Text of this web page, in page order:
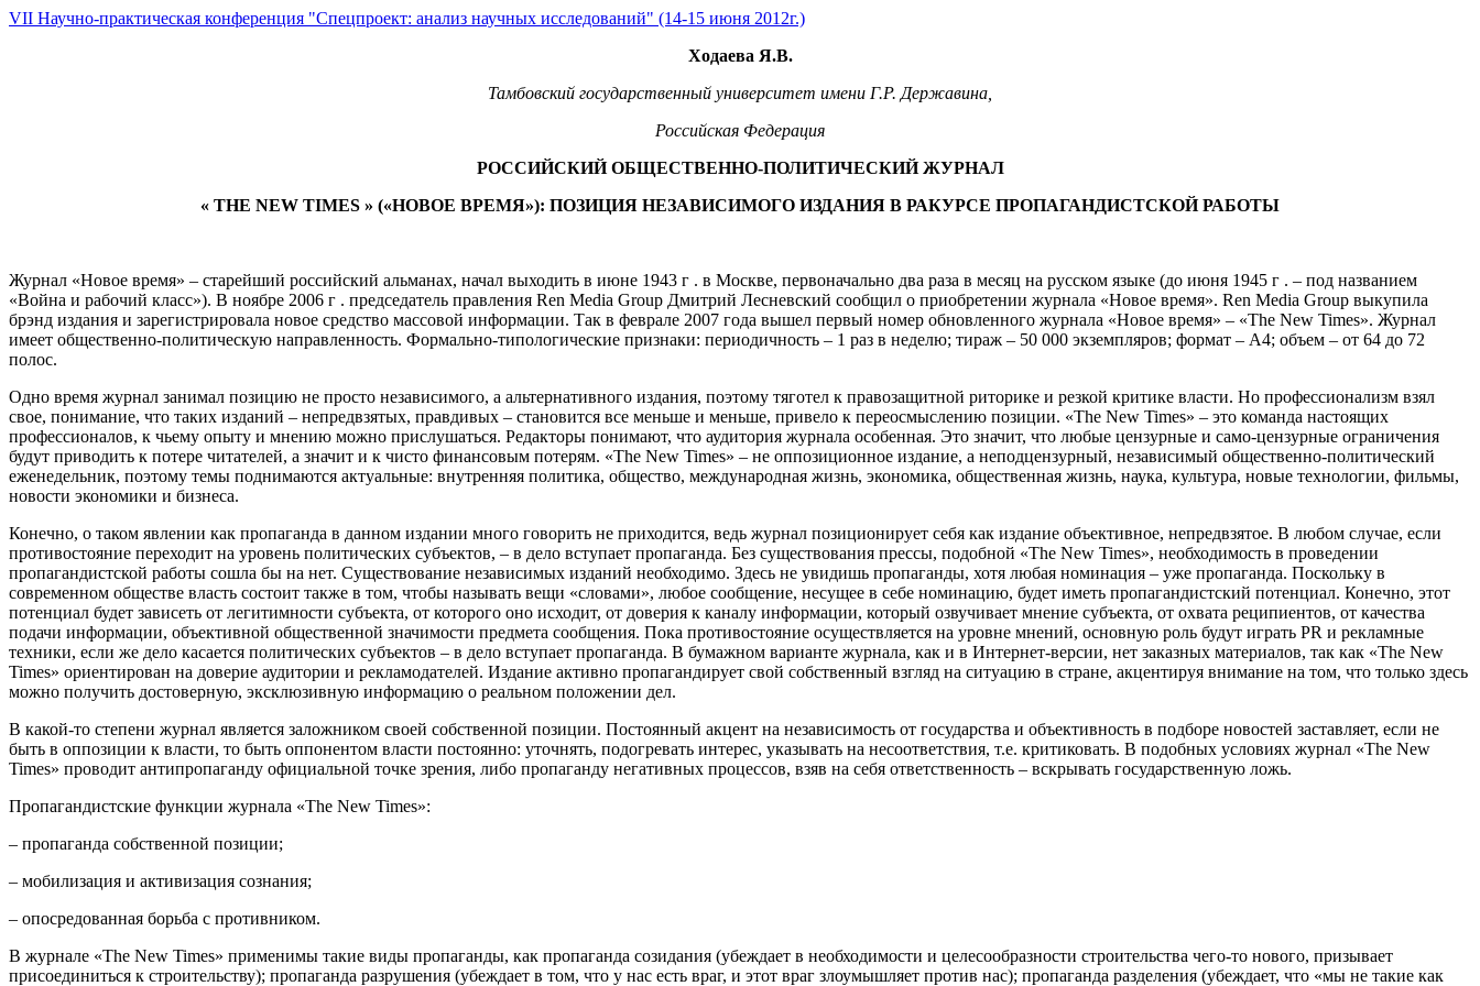
VII Научно-практическая конференция "Спецпроект: анализ научных исследований" (14-15 июня 2012г.)
Ходаева Я.В.
Тамбовский государственный университет имени Г.Р. Державина,
Российская Федерация
РОССИЙСКИЙ ОБЩЕСТВЕННО-ПОЛИТИЧЕСКИЙ ЖУРНАЛ
« THE NEW TIMES » («НОВОЕ ВРЕМЯ»): ПОЗИЦИЯ НЕЗАВИСИМОГО ИЗДАНИЯ В РАКУРСЕ ПРОПАГАНДИСТСКОЙ РАБОТЫ
Журнал «Новое время» – старейший российский альманах, начал выходить в июне 1943 г . в Москве, первоначально два раза в месяц на русском языке (до июня 1945 г . – под названием
«Война и рабочий класс»). В ноябре 2006 г . председатель правления Ren Media Group Дмитрий Лесневский сообщил о приобретении журнала «Новое время». Ren Media Group выкупила
брэнд издания и зарегистрировала новое средство массовой информации. Так в феврале 2007 года вышел первый номер обновленного журнала «Новое время» – «The New Times». Журнал
имеет общественно-политическую направленность. Формально-типологические признаки: периодичность – 1 раз в неделю; тираж – 50 000 экземпляров; формат – А4; объем – от 64 до 72
полос.
Одно время журнал занимал позицию не просто независимого, а альтернативного издания, поэтому тяготел к правозащитной риторике и резкой критике власти. Но профессионализм взял
свое, понимание, что таких изданий – непредвзятых, правдивых – становится все меньше и меньше, привело к переосмыслению позиции. «The New Times» – это команда настоящих
профессионалов, к чьему опыту и мнению можно прислушаться. Редакторы понимают, что аудитория журнала особенная. Это значит, что любые цензурные и само-цензурные ограничения
будут приводить к потере читателей, а значит и к чисто финансовым потерям. «The New Times» – не оппозиционное издание, а неподцензурный, независимый общественно-политический
еженедельник, поэтому темы поднимаются актуальные: внутренняя политика, общество, международная жизнь, экономика, общественная жизнь, наука, культура, новые технологии, фильмы,
новости экономики и бизнеса.
Конечно, о таком явлении как пропаганда в данном издании много говорить не приходится, ведь журнал позиционирует себя как издание объективное, непредвзятое. В любом случае, если
противостояние переходит на уровень политических субъектов, – в дело вступает пропаганда. Без существования прессы, подобной «The New Times», необходимость в проведении
пропагандистской работы сошла бы на нет. Существование независимых изданий необходимо. Здесь не увидишь пропаганды, хотя любая номинация – уже пропаганда. Поскольку в
современном обществе власть состоит также в том, чтобы называть вещи «словами», любое сообщение, несущее в себе номинацию, будет иметь пропагандистский потенциал. Конечно, этот
потенциал будет зависеть от легитимности субъекта, от которого оно исходит, от доверия к каналу информации, который озвучивает мнение субъекта, от охвата реципиентов, от качества
подачи информации, объективной общественной значимости предмета сообщения. Пока противостояние осуществляется на уровне мнений, основную роль будут играть PR и рекламные
техники, если же дело касается политических субъектов – в дело вступает пропаганда. В бумажном варианте журнала, как и в Интернет-версии, нет заказных материалов, так как «The New
Times» ориентирован на доверие аудитории и рекламодателей. Издание активно пропагандирует свой собственный взгляд на ситуацию в стране, акцентируя внимание на том, что только здесь
можно получить достоверную, эксклюзивную информацию о реальном положении дел.
В какой-то степени журнал является заложником своей собственной позиции. Постоянный акцент на независимость от государства и объективность в подборе новостей заставляет, если не
быть в оппозиции к власти, то быть оппонентом власти постоянно: уточнять, подогревать интерес, указывать на несоответствия, т.е. критиковать. В подобных условиях журнал «The New
Times» проводит антипропаганду официальной точке зрения, либо пропаганду негативных процессов, взяв на себя ответственность – вскрывать государственную ложь.
Пропагандистские функции журнала «The New Times»:
– пропаганда собственной позиции;
– мобилизация и активизация сознания;
– опосредованная борьба с противником.
В журнале «The New Times» применимы такие виды пропаганды, как пропаганда созидания (убеждает в необходимости и целесообразности строительства чего-то нового, призывает
присоединиться к строительству); пропаганда разрушения (убеждает в том, что у нас есть враг, и этот враг злоумышляет против нас); пропаганда разделения (убеждает, что «мы не такие как